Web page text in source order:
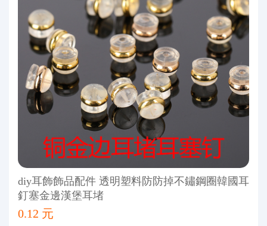
diy耳飾飾品配件 透明塑料防防掉不鏽鋼圈韓國耳
釘塞金邊漢堡耳堵
0.12 元